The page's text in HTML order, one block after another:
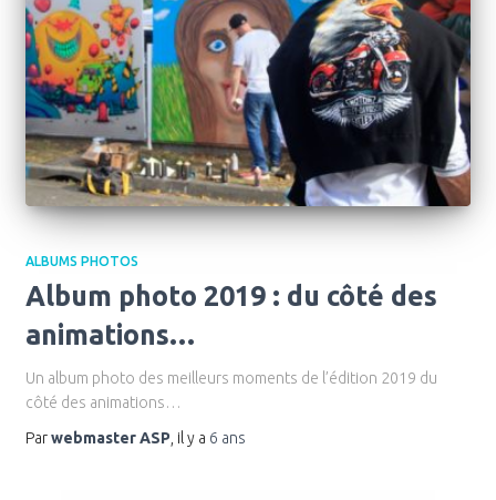
ALBUMS PHOTOS
Album photo 2019 : du côté des
animations…
Un album photo des meilleurs moments de l’édition 2019 du
côté des animations…
Parwebmaster ASP, il y a 6 ans